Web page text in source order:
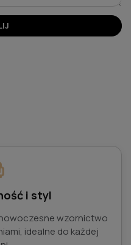
i styl
nowoczesne wzornictwo
idealne do każdej